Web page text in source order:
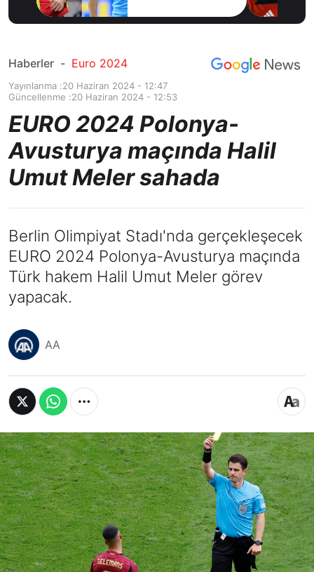
Haberler - Euro 2024
Yayınlanma :20 Haziran 2024 - 12:47
Güncellenme :20 Haziran 2024 - 12:53
EURO 2024 Polonya-
Avusturya maçında Halil
Umut Meler sahada
Berlin Olimpiyat Stadı'nda gerçekleşecek
EURO 2024 Polonya-Avusturya maçında
Türk hakem Halil Umut Meler görev
yapacak.
AA